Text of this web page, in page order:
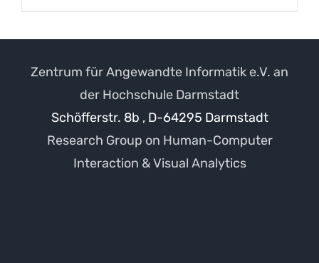
Zentrum für Angewandte Informatik e.V. an
der Hochschule Darmstadt
Schöfferstr. 8b , D-64295 Darmstadt
Research Group on Human-Computer
Interaction & Visual Analytics